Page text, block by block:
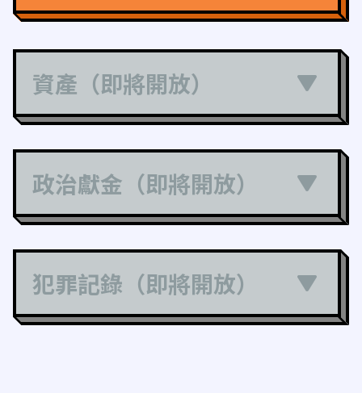
資產（即將開放）
政治獻金（即將開放）
犯罪記錄（即將開放）